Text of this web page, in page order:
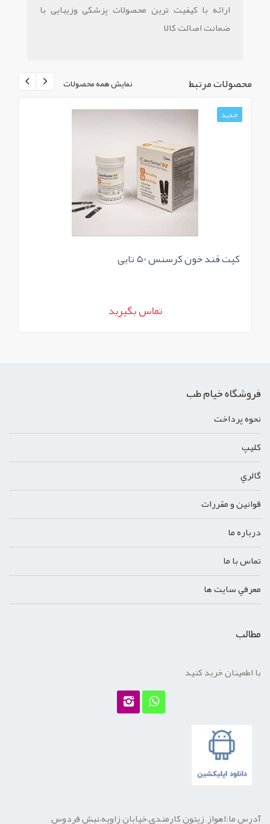
ارائه با کیفیت ترین محصولات پزشکی وزیبایی با
ضمانت اصالت کالا
نمایش همه محصولات محصولات مرتبط
جدید
کیت قند خون کرسنس 50 تایی
تماس بگیرید
فروشگاه خیام طب
نحوه پرداخت
کليپ
گالري
قوانين و مقررات
درباره ما
تماس با ما
معرفي سايت ها
مطالب
با اطمینان خرید کنید
آدرس ما:اهواز, زیتون کارمندی،خیابان زاویه،نبش فردوس